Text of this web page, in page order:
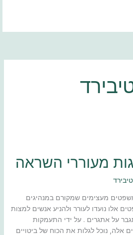
מעוררי השראה
מעצימים שמקורם במנהיגים
אלו נועדו לעורר ולהניע אנשים למצות
על אתגרים . על ידי התעמקות
אלה, נוכל לגלות את הכוח של ביטויים